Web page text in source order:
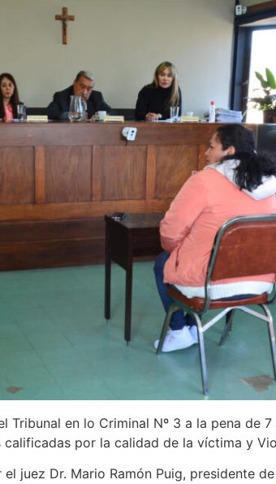
en lo Criminal Nº 3 a la pena de
por la calidad de la víctima y
juez Dr. Mario Ramón Puig, presidente